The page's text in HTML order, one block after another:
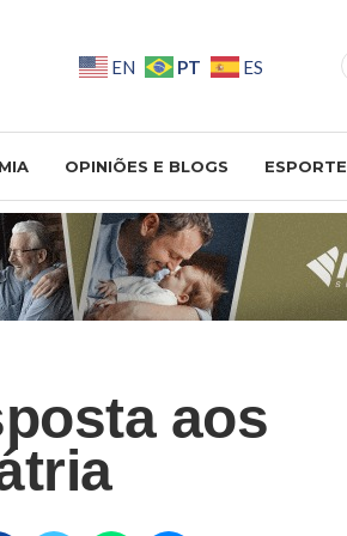
EN PT ES
OPINIÕES E BLOGS ESPORTE
aos